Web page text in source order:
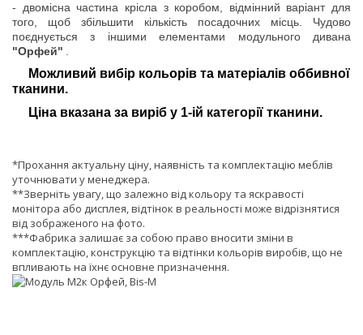
- двомісна частина крісла з коробом, відмінний варіант для
того, щоб збільшити кількість посадочних місць. Чудово
поєднується з іншими елементами модульного дивана
"Орфей"
Можливий вибір кольорів та матеріалів оббивної
тканини.
Ціна вказана за виріб у 1-ій категорії тканини.
*Прохання актуальну ціну, наявність та комплектацію меблів
уточнювати у менеджера.
**Зверніть увагу, що залежно від кольору та яскравості
монітора або дисплея, відтінок в реальності може відрізнятися
від зображеного на фото.
***Фабрика залишає за собою право вносити зміни в
комплектацію, конструкцію та відтінки кольорів виробів, що не
впливають на їхнє основне призначення.